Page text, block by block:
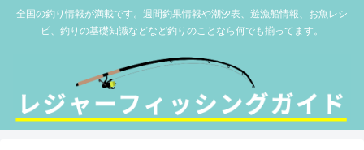
全国の釣り情報が満載です。週間釣果情報や潮汐表、遊漁船情報、お魚レシ
ピ、釣りの基礎知識などなど釣りのことなら何でも揃ってます。